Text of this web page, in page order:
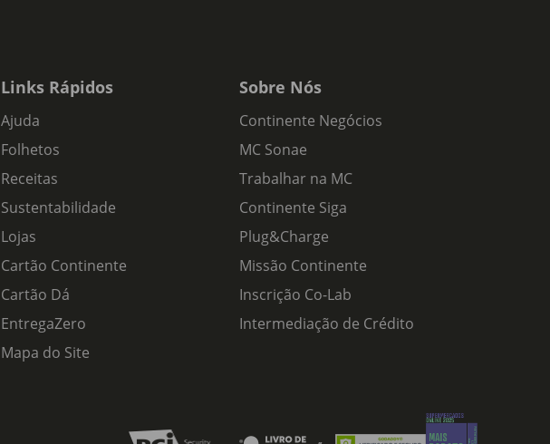
Links Rápidos
Ajuda
Folhetos
Receitas
Sustentabilidade
Lojas
Cartão Continente
Cartão Dá
EntregaZero
Mapa do Site
Sobre Nós
Continente Negócios
MC Sonae
Trabalhar na MC
Continente Siga
Plug&Charge
Missão Continente
Inscrição Co-Lab
Intermediação de Crédito